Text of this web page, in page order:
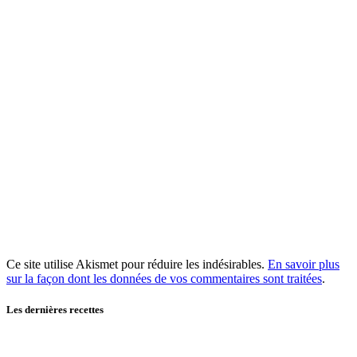
Ce site utilise Akismet pour réduire les indésirables. En savoir plus
sur la façon dont les données de vos commentaires sont traitées.
Les dernières recettes